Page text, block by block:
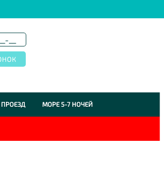
ПРОЕЗД МОРЕ 5-7 НОЧЕЙ